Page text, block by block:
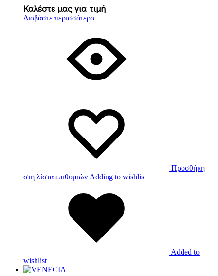
Καλέστε μας για τιμή
Διαβάστε περισσότερα
Προσθήκη
στη λίστα επιθυμιών Adding to wishlist
Added to
wishlist